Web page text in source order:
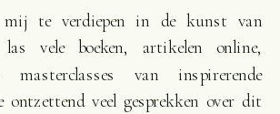
te verdiepen in de kunst van
vele boeken, artikelen online,
van inspirerende
ontzettend veel gesprekken over dit